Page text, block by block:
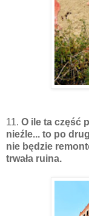
11. O ile ta część
nieźle... to po
nie będzie
trwała ruina.